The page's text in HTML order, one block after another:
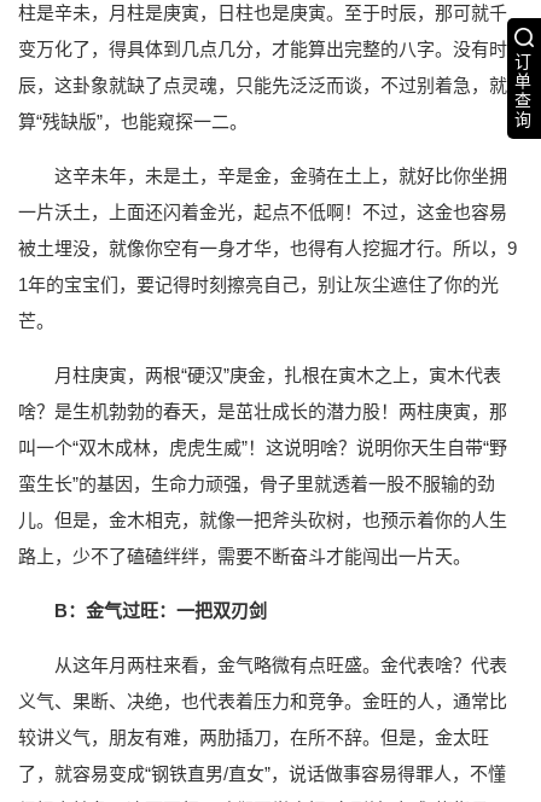
订
单
查
询
柱是辛未，月柱是庚寅，日柱也是庚寅。至于时辰，那可就千
变万化了，得具体到几点几分，才能算出完整的八字。没有时
辰，这卦象就缺了点灵魂，只能先泛泛而谈，不过别着急，就
算“残缺版”，也能窥探一二。
这辛未年，未是土，辛是金，金骑在土上，就好比你坐拥
一片沃土，上面还闪着金光，起点不低啊！不过，这金也容易
被土埋没，就像你空有一身才华，也得有人挖掘才行。所以，9
1年的宝宝们，要记得时刻擦亮自己，别让灰尘遮住了你的光
芒。
月柱庚寅，两根“硬汉”庚金，扎根在寅木之上，寅木代表
啥？是生机勃勃的春天，是茁壮成长的潜力股！两柱庚寅，那
叫一个“双木成林，虎虎生威”！这说明啥？说明你天生自带“野
蛮生长”的基因，生命力顽强，骨子里就透着一股不服输的劲
儿。但是，金木相克，就像一把斧头砍树，也预示着你的人生
路上，少不了磕磕绊绊，需要不断奋斗才能闯出一片天。
B：金气过旺：一把双刃剑
从这年月两柱来看，金气略微有点旺盛。金代表啥？代表
义气、果断、决绝，也代表着压力和竞争。金旺的人，通常比
较讲义气，朋友有难，两肋插刀，在所不辞。但是，金太旺
了，就容易变成“钢铁直男/直女”，说话做事容易得罪人，不懂